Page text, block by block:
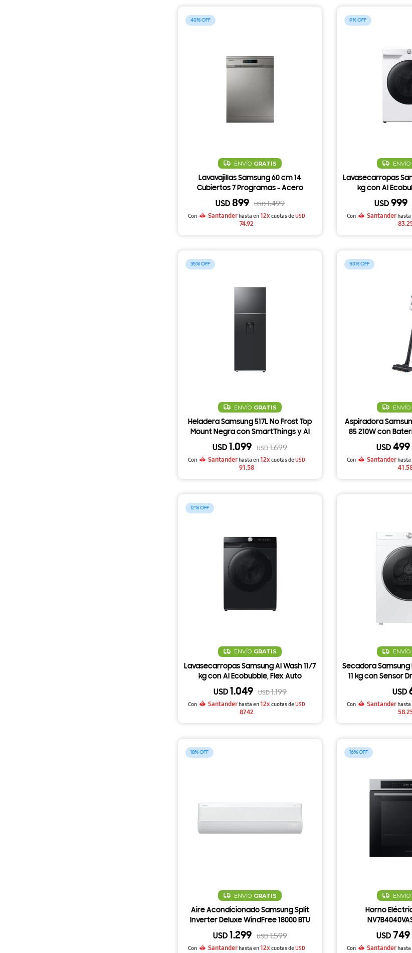
40
ENVÍO GRATIS
Lavavajillas Samsung 60 cm 14
Cubiertos 7 Programas - Acero
Inoxidable
USD 899 USD 1.499
Con Santander hasta en12x cuotas deUSD
74.92
9
ENVÍO
Lavasecarropas
kg con AI
Dispense y Vapor
USD 999
Con Santander
35
ENVÍO GRATIS
Heladera Samsung 517L No Frost Top
Mount Negra con SmartThings y AI
Energy RT53DG6750B1
USD 1.099 USD 1.699
Con Santander hasta en12x cuotas deUSD
91.58
50
ENVÍO
Aspiradora
85 210W con
USD 499
Con Santander
12
ENVÍO GRATIS
Lavasecarropas Samsung AI Wash 11/7
kg con AI Ecobubble, Flex Auto
Dispense y Vapor Higiénico - Inox
USD 1.049 USD 1.199
Con Santanderhasta en12x cuotas deUSD
87.42
ENVÍO
Secadora Samsung
11 kg con Sensor
USD
Con Santander
18
ENVÍO GRATIS
Aire Acondicionado Samsung Split
Inverter Deluxe WindFree 18000 BTU
USD 1.299 USD 1.599
Con Santander hasta en12x cuotas deUSD
16
ENVÍO
Horno
USD 749
Con Santander